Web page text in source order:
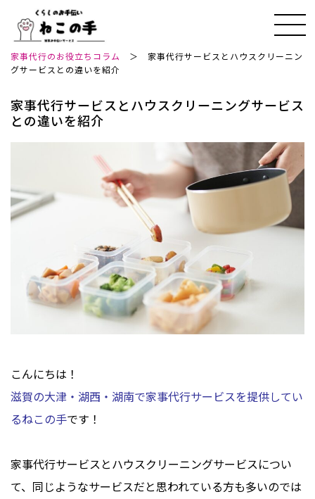
家事代行のお役立ちコラム ＞ 家事代行サービスとハウスクリーニン
グサービスとの違いを紹介
家事代行サービスとハウスクリーニングサービス
との違いを紹介
こんにちは！
滋賀の大津・湖西・湖南で家事代行サービスを提供してい
るねこの手です！
家事代行サービスとハウスクリーニングサービスについ
て、同じようなサービスだと思われている方も多いのでは